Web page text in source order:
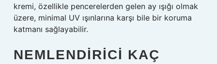
kremi, özellikle pencerelerden gelen ay ışığı olmak
üzere, minimal UV ışınlarına karşı bile bir koruma
katmanı sağlayabilir.
NEMLENDIRICI KAÇ